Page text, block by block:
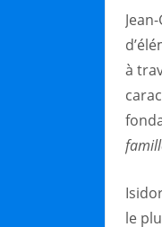
à
le